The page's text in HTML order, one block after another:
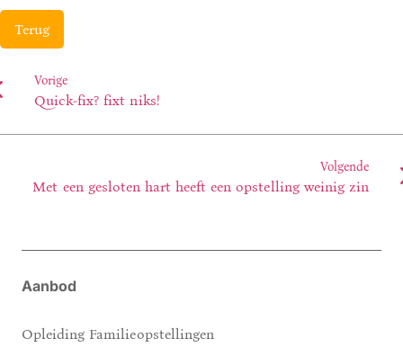
Terug
Vorige
Quick-fix? fixt niks!
Volgende
Met een gesloten hart heeft een opstelling weinig zin
Aanbod
Opleiding Familieopstellingen